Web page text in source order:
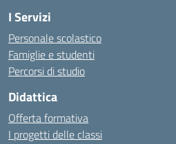
I Servizi
Personale scolastico
Famiglie e studenti
Percorsi di studio
Didattica
Offerta formativa
I progetti delle classi